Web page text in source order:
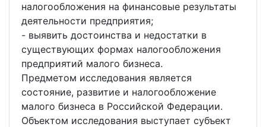
налогообложения на финансовые результаты
деятельности предприятия;
- выявить достоинства и недостатки в
существующих формах налогообложения
предприятий малого бизнеса.
Предметом исследования является
состояние, развитие и налогообложение
малого бизнеса в Российской Федерации.
Объектом исследования выступает субъект